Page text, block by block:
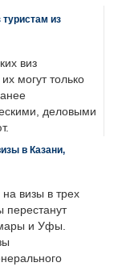
из
виз
могут только
деловыми
в Казани,
визы в трех
перестанут
и Уфы.